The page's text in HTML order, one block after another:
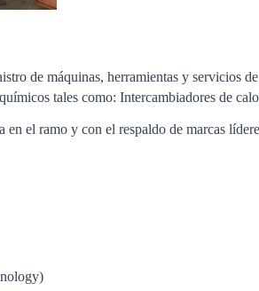
de máquinas, herramientas y servicios
tales como: Intercambiadores de
en el ramo y con el respaldo de marcas